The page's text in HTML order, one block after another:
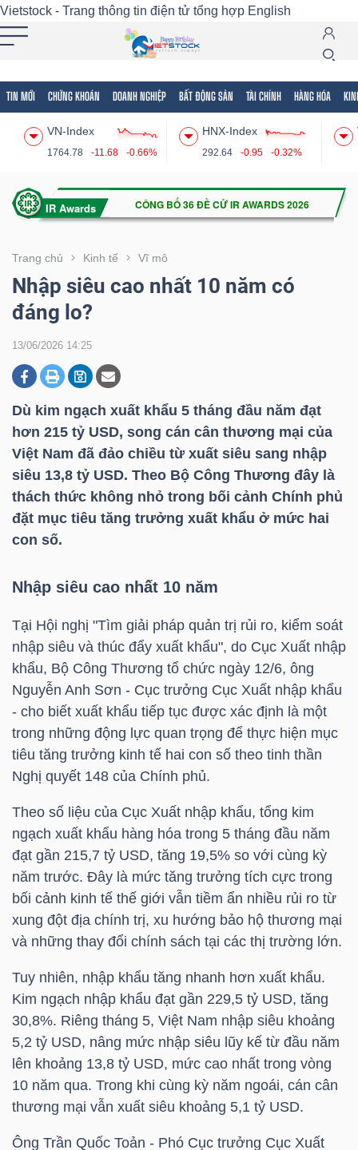
Vietstock - Trang thông tin điện tử tổng hợp English
TIN MỚI CHỨNG KHOÁN DOANH NGHIỆP BẤT ĐỘNG SẢN TÀI CHÍNH HÀNG HÓA
VN-Index
1764.78 -11.68 -0.66%
HNX-Index
292.64 -0.95 -0.32%
Trang chủ Kinh tế Vĩ mô
Nhập siêu cao nhất 10 năm có
đáng lo?
13/06/2026 14:25
Dù kim ngạch xuất khẩu 5 tháng đầu năm đạt
hơn 215 tỷ USD, song cán cân thương mại của
Việt Nam đã đảo chiều từ xuất siêu sang nhập
siêu 13,8 tỷ USD. Theo Bộ Công Thương đây là
thách thức không nhỏ trong bối cảnh Chính phủ
đặt mục tiêu tăng trưởng xuất khẩu ở mức hai
con số.
Nhập siêu cao nhất 10 năm
Tại Hội nghị "Tìm giải pháp quản trị rủi ro, kiểm soát
nhập siêu và thúc đẩy xuất khẩu", do Cục Xuất nhập
khẩu, Bộ Công Thương tổ chức ngày 12/6, ông
Nguyễn Anh Sơn - Cục trưởng Cục Xuất nhập khẩu
- cho biết xuất khẩu tiếp tục được xác định là một
trong những động lực quan trọng để thực hiện mục
tiêu tăng trưởng kinh tế hai con số theo tinh thần
Nghị quyết 148 của Chính phủ.
Theo số liệu của Cục Xuất nhập khẩu, tổng kim
ngạch xuất khẩu hàng hóa trong 5 tháng đầu năm
đạt gần 215,7 tỷ USD, tăng 19,5% so với cùng kỳ
năm trước. Đây là mức tăng trưởng tích cực trong
bối cảnh kinh tế thế giới vẫn tiềm ẩn nhiều rủi ro từ
xung đột địa chính trị, xu hướng bảo hộ thương mại
và những thay đổi chính sách tại các thị trường lớn.
Tuy nhiên, nhập khẩu tăng nhanh hơn xuất khẩu.
Kim ngạch nhập khẩu đạt gần 229,5 tỷ USD, tăng
30,8%. Riêng tháng 5, Việt Nam nhập siêu khoảng
5,2 tỷ USD, nâng mức nhập siêu lũy kế từ đầu năm
lên khoảng 13,8 tỷ USD, mức cao nhất trong vòng
10 năm qua. Trong khi cùng kỳ năm ngoái, cán cân
thương mại vẫn xuất siêu khoảng 5,1 tỷ USD.
Ông Trần Quốc Toản - Phó Cục trưởng Cục Xuất
Tất cả Tính năng Ngành Mã chứng khoán
Tính
(-)
VIETSTOCK
CHỨNG
DOANH
NGHIỆP
ĐỘNG
TÀI
CHÍNH
HÓA
KINH
TẾ
THẾ
GIỚI
ĐÔNG
DƯƠNG
TÀI
CHÍNH